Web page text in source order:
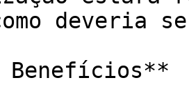
deveria
Benefícios**